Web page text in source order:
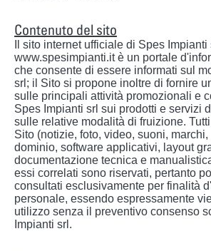
Contenuto del sito
Il sito internet ufficiale di Spes Impianti
www.spesimpianti.it è un portale
che consente di essere informati sul
srl; il Sito si propone inoltre di fornire
sulle principali attività promozionali e
Spes Impianti srl sui prodotti e servizi
sulle relative modalità di fruizione.
Sito (notizie, foto, video, suoni,
dominio, software applicativi, layout
documentazione tecnica e
essi correlati sono riservati, pertanto
consultati esclusivamente per finalità
personale, essendo espressamente
utilizzo senza il preventivo consenso
Impianti srl.